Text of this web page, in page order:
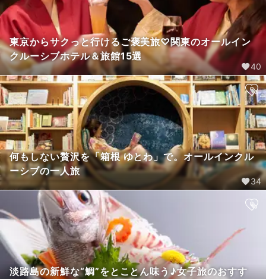
東京からサクっと行けるご褒美旅♡関東のオールイン
クルーシブホテル＆旅館15選
40
何もしない贅沢を「箱根 ゆとわ」で。オールインクル
ーシブの一人旅
34
淡路島の新鮮な“鯛”をとことん味う♪女子旅のおすす